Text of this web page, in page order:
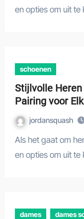
en opties om uit te
schoenen
Stijlvolle
Pairing voor
jordansquash
Als het gaat om herenschoenen, zijn er talloze stijlen
en opties om uit te
dames dames